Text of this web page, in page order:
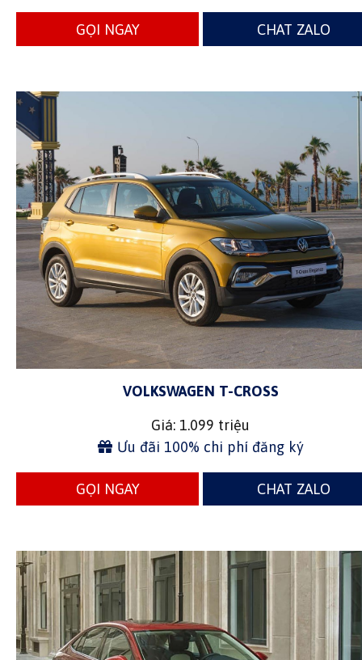
GỌI NGAY CHAT ZALO
VOLKSWAGEN T-CROSS
Giá: 1.099 triệu
Ưu đãi 100% chi phí đăng ký
GỌI NGAY CHAT ZALO